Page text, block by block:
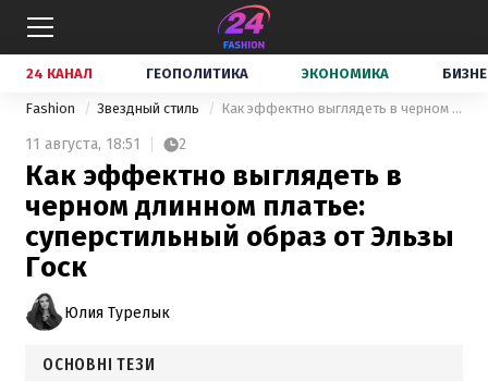
24 КАНАЛ ГЕОПОЛИТИКА ЭКОНОМИКА
Fashion Звездный стиль Как эффектно выглядеть в черном длинном платье: суперстильный образ от Эльзы Госк
11 августа, 18:51 2
Как эффектно выглядеть в
черном длинном платье:
суперстильный образ от Эльзы
Госк
Юлия Турелык
ОСНОВНІ ТЕЗИ